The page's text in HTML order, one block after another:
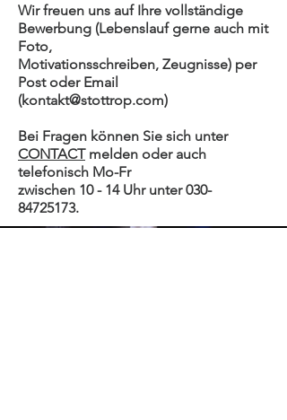
Wir freuen uns auf Ihre vollständige
Bewerbung (Lebenslauf gerne auch mit
Foto,
Motivationsschreiben, Zeugnisse) per
Post oder Email
(kontakt@stottrop.com)
Bei Fragen können Sie sich unter
CONTACTmelden oder auch
telefonisch Mo-Fr
zwischen 10 - 14 Uhr unter 030-
84725173.